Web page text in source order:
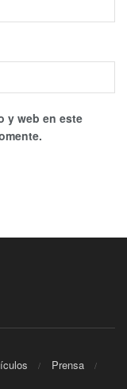
y web en este
Prensa